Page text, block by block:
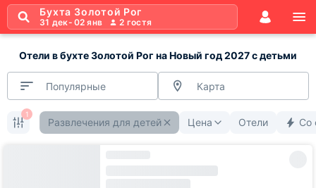
Бухта Золотой Рог
31 дек- 02 янв 2 гостя
Отели в бухте Золотой Рог на Новый год 2027 с детьми
Популярные Карта
Развлечения для детей Цена Отели Со
1